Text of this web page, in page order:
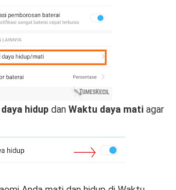
hidupdan Waktu daya matiagar